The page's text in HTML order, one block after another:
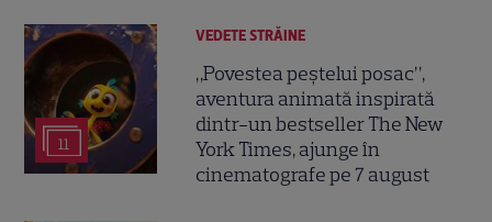
11
VEDETE STRĂINE
„Povestea peștelui posac”,
aventura animată inspirată
dintr-un bestseller The New
York Times, ajunge în
cinematografe pe 7 august